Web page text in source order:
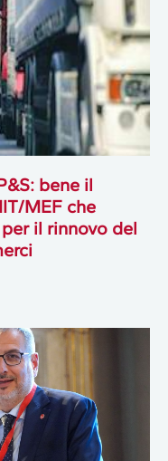
bene il
MEF che
il rinnovo del